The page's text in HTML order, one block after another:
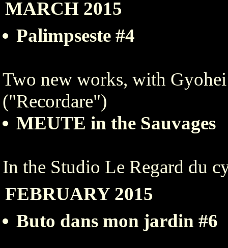
MARCH 2015
Palimpseste #4
Two new works, with
("Recordare")
MEUTE in the Sauvages
In the Studio Le Regard du
FEBRUARY 2015
Buto dans mon jardin #6